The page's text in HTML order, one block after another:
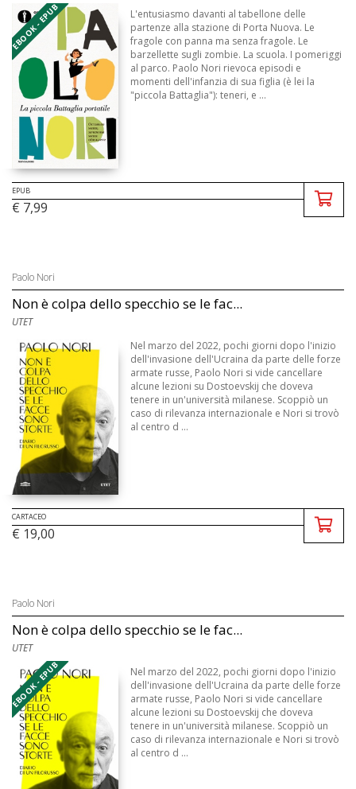
EBOOK - EPUB
L'entusiasmo davanti al tabellone delle
partenze alla stazione di Porta Nuova. Le
fragole con panna ma senza fragole. Le
barzellette sugli zombie. La scuola. I pomeriggi
al parco. Paolo Nori rievoca episodi e
momenti dell'infanzia di sua figlia (è lei la
"piccola Battaglia"): teneri, e ...
EPUB
€ 7,99
Paolo Nori
Non è colpa dello specchio se le fac...
UTET
Nel marzo del 2022, pochi giorni dopo l'inizio
dell'invasione dell'Ucraina da parte delle forze
armate russe, Paolo Nori si vide cancellare
alcune lezioni su Dostoevskij che doveva
tenere in un'università milanese. Scoppiò un
caso di rilevanza internazionale e Nori si trovò
al centro d ...
CARTACEO
€ 19,00
Paolo Nori
Non è colpa dello specchio se le fac...
UTET
EBOOK - EPUB
Nel marzo del 2022, pochi giorni dopo l'inizio
dell'invasione dell'Ucraina da parte delle forze
armate russe, Paolo Nori si vide cancellare
alcune lezioni su Dostoevskij che doveva
tenere in un'università milanese. Scoppiò un
caso di rilevanza internazionale e Nori si trovò
al centro d ...